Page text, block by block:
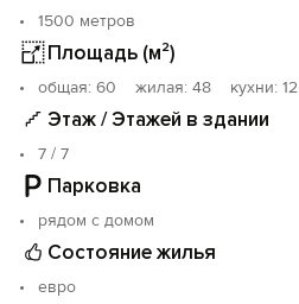
1500 метров
Площадь (м²)
oбщая: 60 жилая: 48 кухни: 12
Этаж / Этажей в здании
7 / 7
Парковка
рядом с домом
Состояние жилья
евро